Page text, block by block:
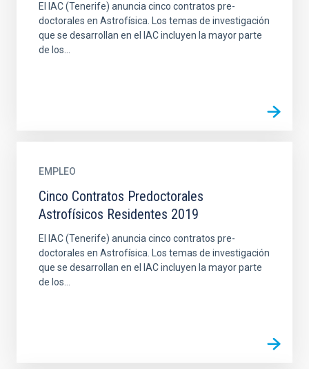
El IAC (Tenerife) anuncia cinco contratos pre-
doctorales en Astrofísica. Los temas de investigación
que se desarrollan en el IAC incluyen la mayor parte
de los...
EMPLEO
Cinco Contratos Predoctorales
Astrofísicos Residentes 2019
El IAC (Tenerife) anuncia cinco contratos pre-
doctorales en Astrofísica. Los temas de investigación
que se desarrollan en el IAC incluyen la mayor parte
de los...